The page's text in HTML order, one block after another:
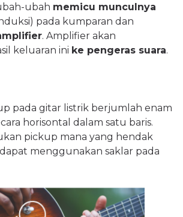
ubah memicu munculnya
pada kumparan dan
. Amplifier akan
keluaran ini ke pengeras suara.
pada gitar listrik berjumlah enam
horisontal dalam satu baris.
pickup mana yang hendak
menggunakan saklar pada